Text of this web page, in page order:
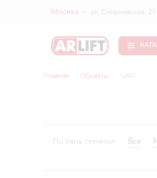
Москва ул. Смирновская,
Главная Объекты ЦФО
По типу техники: Все